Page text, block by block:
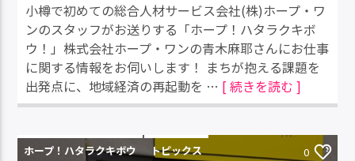
小樽で初めての総合人材サービス会社(株)ホープ・ワ
ンのスタッフがお送りする「ホープ！ハタラクキボ
ウ！」株式会社ホープ・ワンの青木麻耶さんにお仕事
に関する情報をお伺いします！ まちが抱える課題を
出発点に、地域経済の再起動を … [ 続きを読む ]
ホープ！ハタラクキボウ トピックス 0